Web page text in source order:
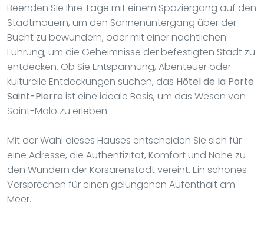
Beenden Sie Ihre Tage mit einem Spaziergang auf den
Stadtmauern, um den Sonnenuntergang über der
Bucht zu bewundern, oder mit einer nächtlichen
Führung, um die Geheimnisse der befestigten Stadt zu
entdecken. Ob Sie Entspannung, Abenteuer oder
kulturelle Entdeckungen suchen, das Hôtel de la Porte
Saint-Pierre ist eine ideale Basis, um das Wesen von
Saint-Malo zu erleben.
Mit der Wahl dieses Hauses entscheiden Sie sich für
eine Adresse, die Authentizität, Komfort und Nähe zu
den Wundern der Korsarenstadt vereint. Ein schönes
Versprechen für einen gelungenen Aufenthalt am
Meer.